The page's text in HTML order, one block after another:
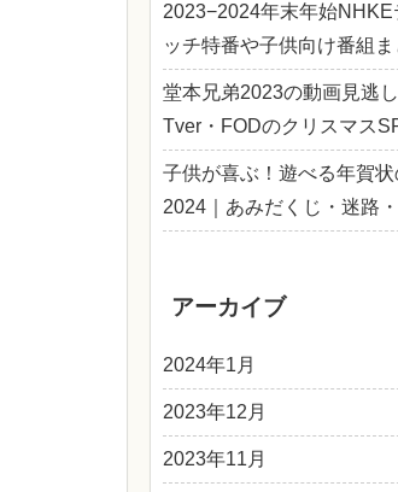
2023−2024年末年始NHKE
ッチ特番や子供向け番組ま
堂本兄弟2023の動画見逃
Tver・FODのクリスマス
子供が喜ぶ！遊べる年賀
2024｜あみだくじ・迷路
アーカイブ
2024年1月
2023年12月
2023年11月